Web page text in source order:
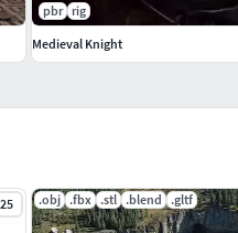
réinterprétation artistique
par les ayants droit
.obj .fbx .stl .blend .gltf
pbr rig
Medieval Knight